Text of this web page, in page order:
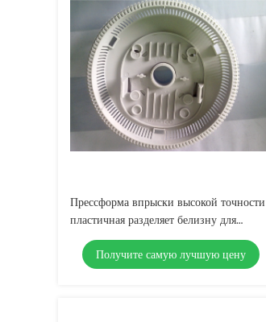
Прессформа впрыски высокой точности
пластичная разделяет белизну для
конструкции
Получите самую лучшую цену